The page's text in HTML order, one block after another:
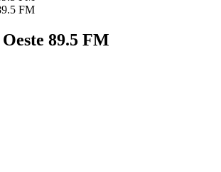
FM
89.5 FM